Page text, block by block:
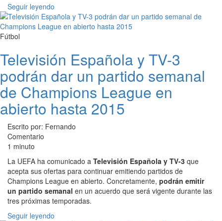
Seguir leyendo
Fútbol
Televisión Española y TV-3
podrán dar un partido semanal
de Champions League en
abierto hasta 2015
Escrito por: Fernando
Comentario
1 minuto
La UEFA ha comunicado a Televisión Española y TV-3 que
acepta sus ofertas para continuar emitiendo partidos de
Champions League en abierto. Concretamente, podrán emitir
un partido semanal en un acuerdo que será vigente durante las
tres próximas temporadas.
Seguir leyendo